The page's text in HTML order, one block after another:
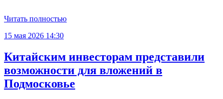
Читать полностью
15 мая 2026 14:30
Китайским инвесторам представили
возможности для вложений в
Подмосковье